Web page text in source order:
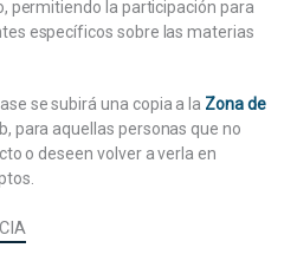
Motivación, notificación y
administrativo: naturaleza y
Naturaleza y fines.
común: iniciación,
administrativo
permitiendo la participación para
específicos sobre las materias
se subirá una copia a la Zona de
para aquellas personas que no
o deseen volver a verla en